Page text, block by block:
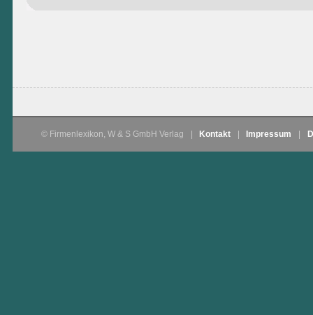
© Firmenlexikon, W & S GmbH Verlag Kontakt Impressum